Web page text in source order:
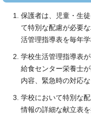
保護者は、児童・生
て特別な配慮が必要
活管理指導表を毎年学
学校生活管理指導表
給食センター栄養士
内容、緊急時の対応な
学校において特別な
情報の詳細な献立表を